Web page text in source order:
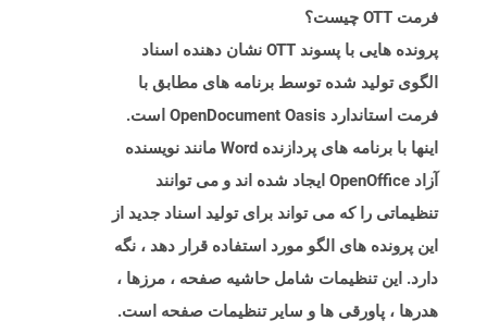
فرمت OTT چیست؟
پرونده هایی با پسوند OTT نشان دهنده اسناد
الگوی تولید شده توسط برنامه های مطابق با
فرمت استاندارد OpenDocument Oasis است.
اینها با برنامه های پردازنده Word مانند نویسنده
آزاد OpenOffice ایجاد شده اند و می توانند
تنظیماتی را که می تواند برای تولید اسناد جدید از
این پرونده های الگو مورد استفاده قرار دهد ، نگه
دارد. این تنظیمات شامل حاشیه صفحه ، مرزها ،
هدرها ، پاورقی ها و سایر تنظیمات صفحه است.